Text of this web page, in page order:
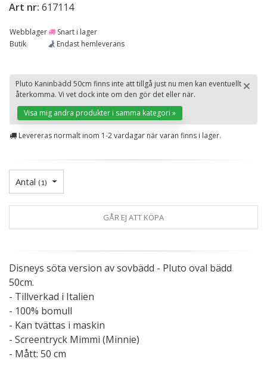
Art nr: 617114
Webblager
Snart i lager
Butik
Endast hemleverans
×
Pluto Kaninbädd 50cm finns inte att tillgå just nu men kan eventuellt
återkomma. Vi vet dock inte om den gör det eller när.
Visa mig andra produkter i samma kategori »
Levereras normalt inom 1-2 vardagar när varan finns i lager.
Antal (1)
GÅR EJ ATT KÖPA
Disneys söta version av sovbädd - Pluto oval bädd
50cm.
- Tillverkad i Italien
- 100% bomull
- Kan tvättas i maskin
- Screentryck Mimmi (Minnie)
- Mått: 50 cm